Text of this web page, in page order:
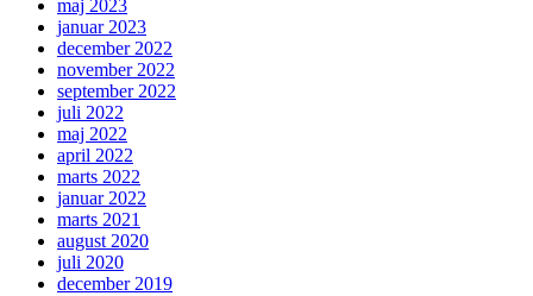
maj 2023
januar 2023
december 2022
november 2022
september 2022
juli 2022
maj 2022
april 2022
marts 2022
januar 2022
marts 2021
august 2020
juli 2020
december 2019